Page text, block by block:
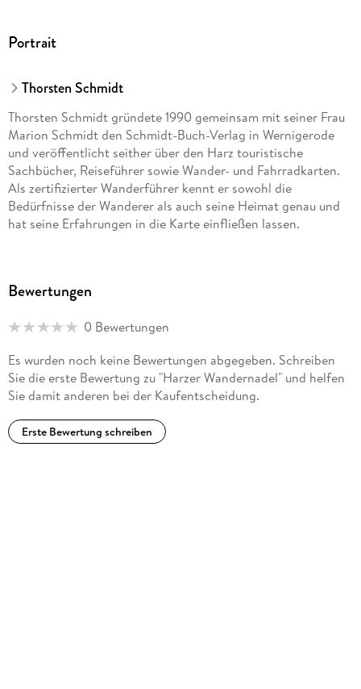
Höhenlinien in 20-Meter-Schritten und Gelände-
Schummerung
UTM-Gitter für GPS
Hauptwanderwege mit Markierung und Nummerierung
Thematische Harz-Fernwanderwege
Portrait
Thorsten Schmidt
Thorsten Schmidt gründete 1990 gemeinsam mit seiner Frau
Marion Schmidt den Schmidt-Buch-Verlag in Wernigerode
und veröffentlicht seither über den Harz touristische
Sachbücher, Reiseführer sowie Wander- und Fahrradkarten.
Als zertifizierter Wanderführer kennt er sowohl die
Bedürfnisse der Wanderer als auch seine Heimat genau und
hat seine Erfahrungen in die Karte einfließen lassen.
Bewertungen
0 Bewertungen
Es wurden noch keine Bewertungen abgegeben. Schreiben
Sie die erste Bewertung zu "Harzer Wandernadel" und helfen
Sie damit anderen bei der Kaufentscheidung.
Erste Bewertung schreiben